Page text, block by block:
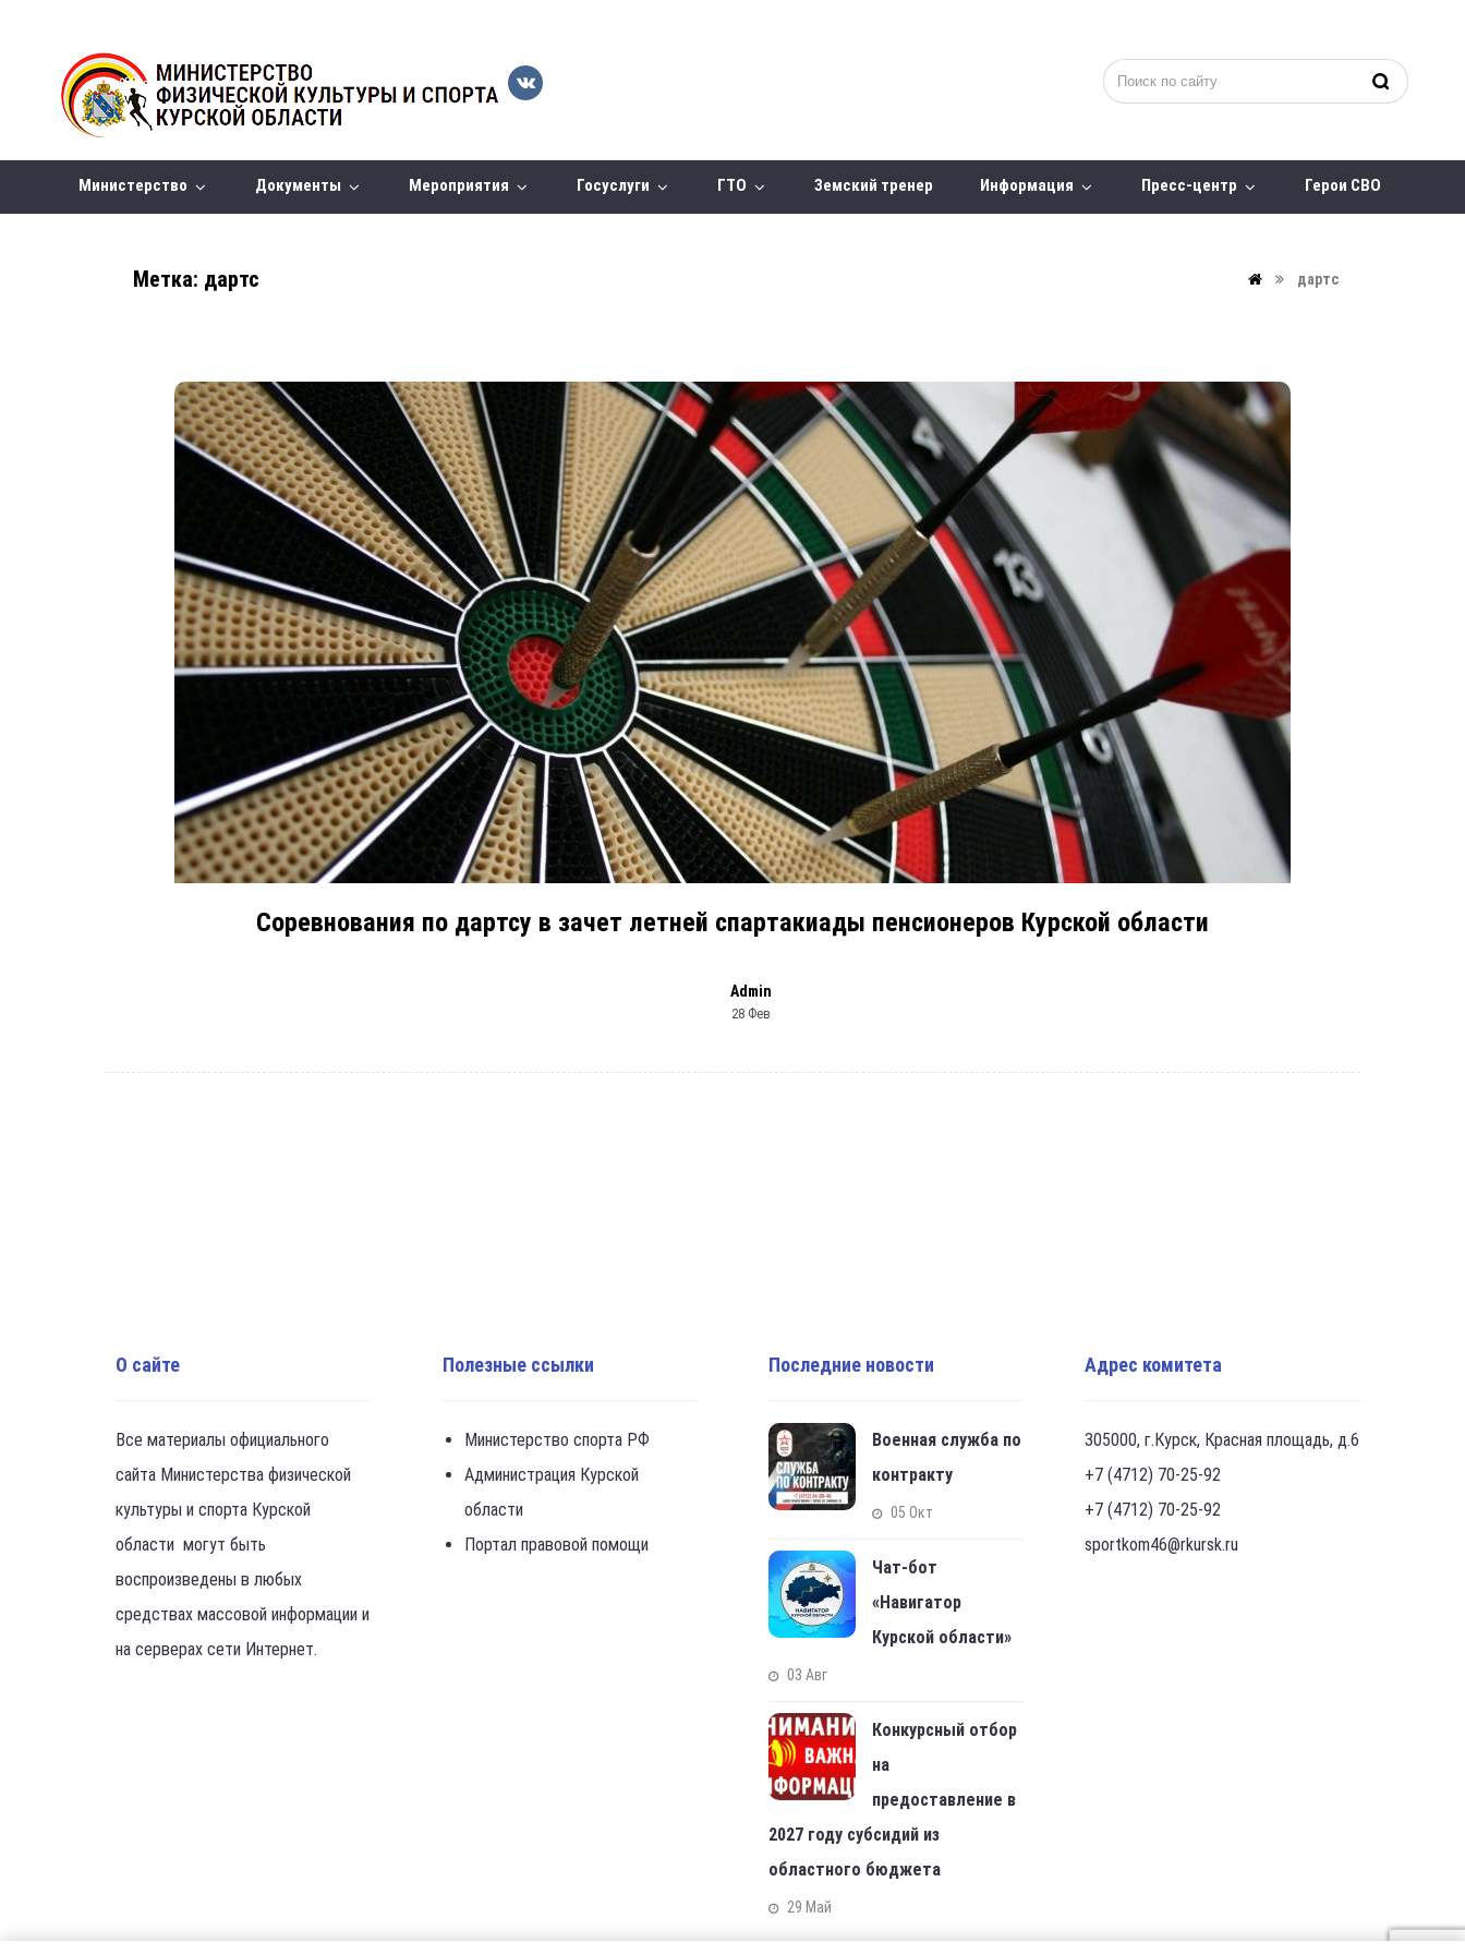
Министерство Документы Мероприятия Госуслуги ГТО Земский тренер Информация Пресс-центр Герои СВО
Метка: дартс дартс
Соревнования по дартсу в зачет летней спартакиады пенсионеров Курской области
Admin
28 Фев
О сайте
Все материалы официального
сайта Министерства физической
культуры и спорта Курской
области могут быть
воспроизведены в любых
средствах массовой информации и
на серверах сети Интернет.
Полезные ссылки
Министерство спорта РФ
Администрация Курской
области
Портал правовой помощи
Последние новости
Военная служба по
контракту
05 Окт
Чат-бот
«Навигатор
Курской области»
03 Авг
Конкурсный отбор
на
предоставление в
2027 году субсидий из
областного бюджета
29 Май
Адрес комитета
305000, г.Курск, Красная площадь, д.6
+7 (4712) 70-25-92
+7 (4712) 70-25-92
sportkom46@rkursk.ru